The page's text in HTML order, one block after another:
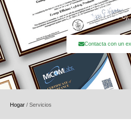
A2LA(6947.01), NVLAP(600177-
Contacta con un
Hogar / Servicios